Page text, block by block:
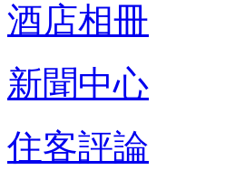
酒店相冊
新聞中心
住客評論